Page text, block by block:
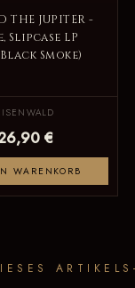
THE JUPITER -
Slipcase LP
Smoke)
€
WARENKORB
ARTIKELS